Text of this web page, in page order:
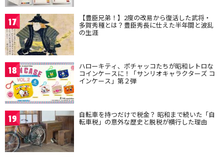
17 【豊臣兄弟！】2度の改易から復活した武将・
多賀秀種とは？豊臣秀長に仕えた半年間と波乱
の生涯
18 ハローキティ、ポチャッコたちが昭和レトロな
コインケースに！「サンリオキャラクターズ コ
インケース」第２弾
19 自転車を持つだけで税金？ 昭和まで続いた「自
転車税」の意外な歴史と脱税が横行した理由